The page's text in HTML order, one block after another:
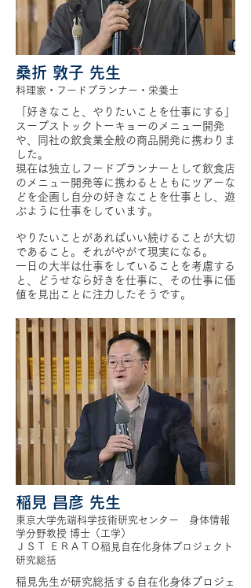
桑折 敦子 先生
料理家・フードプランナー・栄養士
「好きなこと、やりたいことを仕事にする」
スープストックトーキョーのメニュー開発
や、同社の飲食業全般の商品開発に携わりま
した。
現在は独立しフードプランナーとして飲食店
のメニュー開発等に携わるとともにツアーな
どを企画し自分の好きなことを仕事とし、遊
ぶように仕事をしています。
やりたいことがあればいい続けることが大切
であること。それがやがて現実になる。
一日の大半は仕事をしていることを考慮する
と、どうせなら好きを仕事に、その仕事に価
値を見出ことに注力したそうです。
稲見 昌彦 先生
東京大学先端科学技術研究センター 身体情報
学分野教授 博士（工学）
ＪＳＴ ＥＲＡＴＯ稲見自在化身体プロジェクト
研究総括
稲見先生が研究総括する自在化身体プロジェ